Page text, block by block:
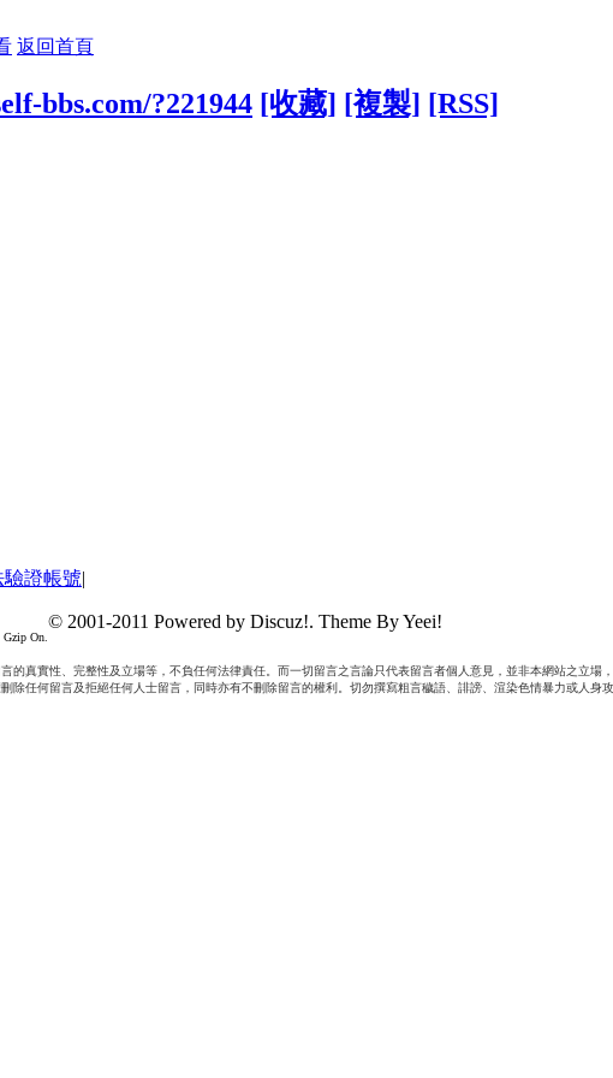
返回首頁
bbs.com/?221944 [收藏] [複製] [RSS]
驗證帳號|
Gzip On.
© 2001-2011 Powered by Discuz!. Theme By Yeei!
的真實性、完整性及立場等，不負任何法律責任。而一切留言之言論只代表留言者個人意見，並非本網站之立
除任何留言及拒絕任何人士留言，同時亦有不刪除留言的權利。切勿撰寫粗言穢語、誹謗、渲染色情暴力或人身